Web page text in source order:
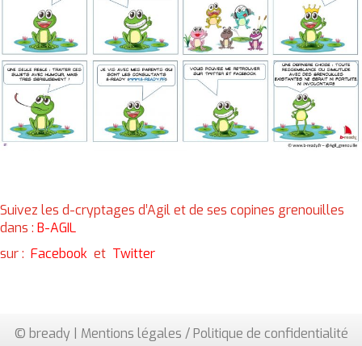
Suivez les d-cryptages d’Agil et de ses copines grenouilles
dans : B-AGIL
sur : Facebook et Twitter
© bready | Mentions légales / Politique de confidentialité